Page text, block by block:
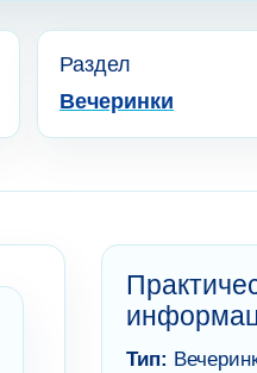
Раздел
Вечеринки
Тип: